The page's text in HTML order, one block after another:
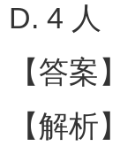
D. 4 人
【答案
【解